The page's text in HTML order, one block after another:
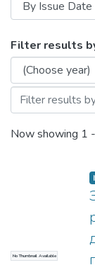
Browsing
Filter results
Now showing 1
No Thumbnail Available